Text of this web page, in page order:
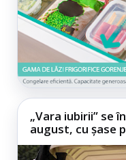
„Vara iubirii” se
august, cu șase